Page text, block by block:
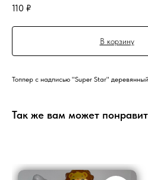
110 ₽
В корзину
Топпер с надписью "Super Star" деревянный
Так же вам может